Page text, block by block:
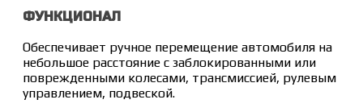
ФУНКЦИОНАЛ
Обеспечивает ручное перемещение автомобиля на
небольшое расстояние с заблокированными или
поврежденными колесами, трансмиссией, рулевым
управлением, подвеской.